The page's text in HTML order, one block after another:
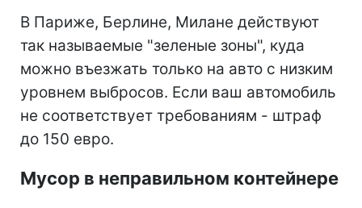
В Париже, Берлине, Милане действуют
так называемые "зеленые зоны", куда
можно въезжать только на авто с низким
уровнем выбросов. Если ваш автомобиль
не соответствует требованиям - штраф
до 150 евро.
Мусор в неправильном контейнере